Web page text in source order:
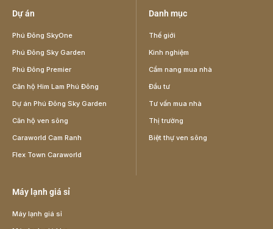
Dự án
Phú Đông SkyOne
Phú Đông Sky Garden
Phú Đông Premier
Căn hộ Him Lam Phú Đông
Dự án Phú Đông Sky Garden
Căn hộ ven sông
Caraworld Cam Ranh
Flex Town Caraworld
Danh mục
Thế giới
Kinh nghiệm
Cẩm nang mua nhà
Đầu tư
Tư vấn mua nhà
Thị trường
Biệt thự ven sông
Máy lạnh giá sỉ
Máy lạnh giá sỉ